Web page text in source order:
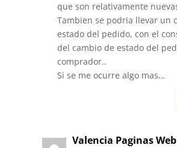
que son relativamente
Tambien se podria llevar un
estado del pedido, con el
del cambio de estado del
comprador..
Si se me ocurre algo mas…
Valencia Paginas Web